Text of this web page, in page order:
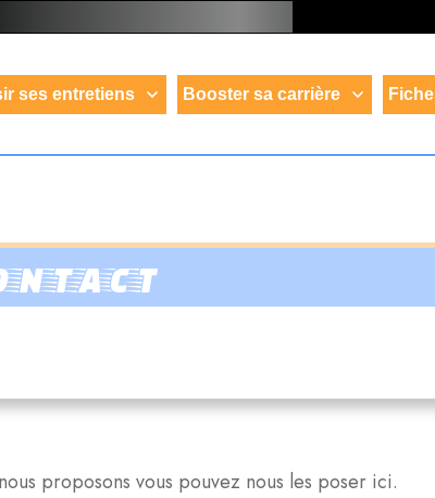
ses entretiens Booster sa carrière
proposons vous pouvez nous les poser ici.